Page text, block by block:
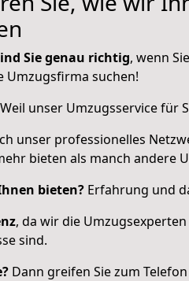
Sie genau richtig, wenn
Umzugsfirma suchen!
Weil unser Umzugsservice für
unser professionelles
bieten als manch andere
bieten? Erfahrung und
, da wir die
sind.
Dann greifen Sie zum